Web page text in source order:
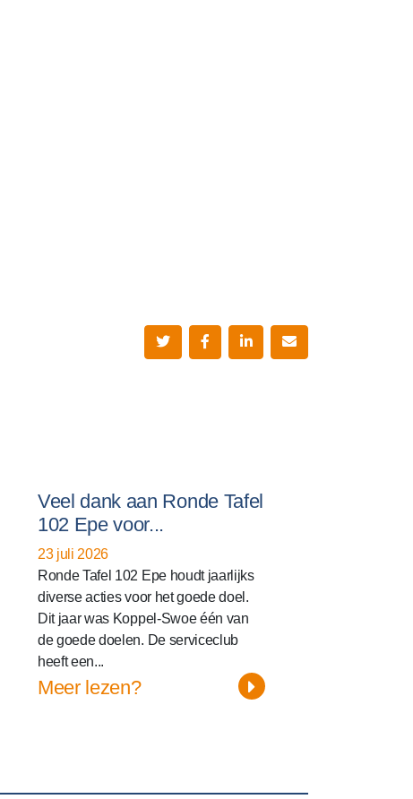
Veel dank aan Ronde Tafel
102 Epe voor...
23 juli 2026
Ronde Tafel 102 Epe houdt jaarlijks
diverse acties voor het goede doel.
Dit jaar was Koppel-Swoe één van
de goede doelen. De serviceclub
heeft een...
Meer lezen?